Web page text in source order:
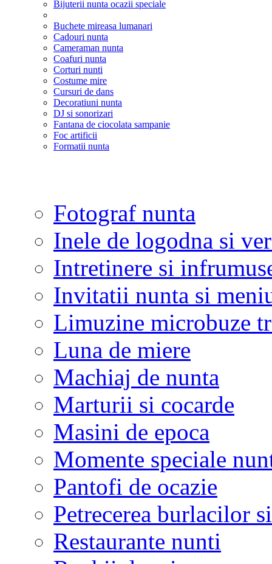
Bijuterii nunta ocazii speciale
Buchete mireasa lumanari
Cadouri nunta
Cameraman nunta
Coafuri nunta
Corturi nunti
Costume mire
Cursuri de dans
Decoratiuni nunta
DJ si sonorizari
Fantana de ciocolata sampanie
Foc artificii
Formatii nunta
Fotograf nunta
Inele de logodna si
Intretinere si
Invitatii nunta si
Limuzine microbuze
Luna de miere
Machiaj de nunta
Marturii si cocarde
Masini de epoca
Momente speciale
Pantofi de ocazie
Petrecerea burlacilor
Restaurante nunti